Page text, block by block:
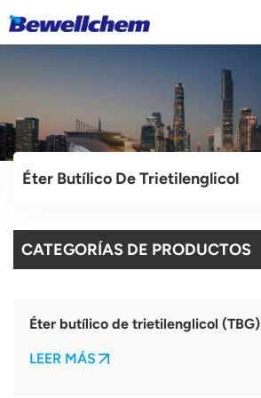
English
Русский
بالعربية
中文
Español
Éter Butílico De Trietilenglicol
CATEGORÍAS DE PRODUCTOS
Éter butílico de trietilenglicol (TBG)
LEER MÁS